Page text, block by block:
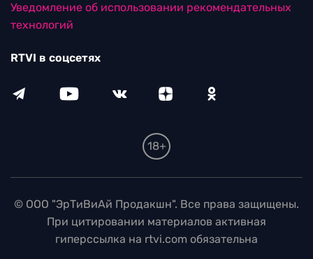
Уведомление об использовании рекомендательных
технологий
RTVI в соцсетях
18+
© ООО "ЭрТиВиАй Продакшн". Все права защищены.
При цитировании материалов активная
гиперссылка на rtvi.com обязательна